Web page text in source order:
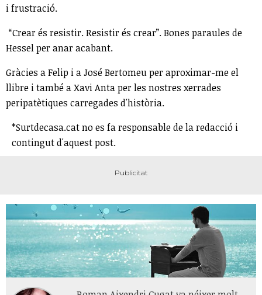
i frustració.
“Crear és resistir. Resistir és crear”. Bones paraules de
Hessel per anar acabant.
Gràcies a Felip i a José Bertomeu per aproximar-me el
llibre i també a Xavi Anta per les nostres xerrades
peripatètiques carregades d'història.
*Surtdecasa.cat no es fa responsable de la redacció i
contingut d'aquest post.